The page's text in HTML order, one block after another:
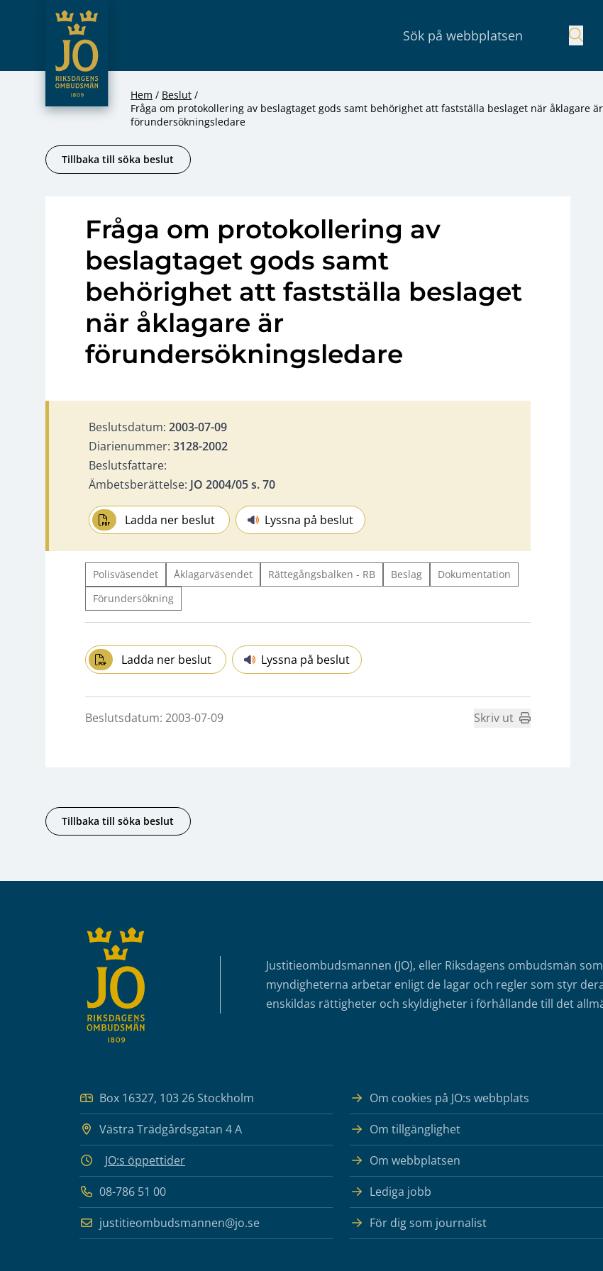
Hoppa till innehåll
JO – Riksdagens Ombudsmän
Hem
Beslut
Fråga om protokollering av beslagtaget gods samt behörighet att fastställa beslaget när åklagare är
förundersökningsledare
Tillbaka till söka beslut
Fråga om protokollering av
beslagtaget gods samt
behörighet att fastställa beslaget
när åklagare är
förundersökningsledare
Beslutsdatum: 2003-07-09
Diarienummer: 3128-2002
Beslutsfattare:
Ämbetsberättelse: JO 2004/05 s. 70
Ladda ner beslut Lyssna på beslut
Polisväsendet Åklagarväsendet Rättegångsbalken - RB Beslag
Dokumentation
Förundersökning
Ladda ner beslut Lyssna på beslut
Beslutsdatum: 2003-07-09 Skriv ut
Tillbaka till söka beslut
Justitieombudsmannen (JO), eller Riksdagens ombudsmän
myndigheterna arbetar enligt de lagar och regler som styr
enskildas rättigheter och skyldigheter i förhållande till det
Box 16327, 103 26 Stockholm
Västra Trädgårdsgatan 4 A
JO:s öppettider
08-786 51 00
justitieombudsmannen@jo.se
Om cookies på JO:s webbplats
Om tillgänglighet
Om webbplatsen
Lediga jobb
För dig som journalist